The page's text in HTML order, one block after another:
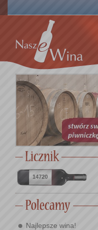
14720
Najlepsze wina!